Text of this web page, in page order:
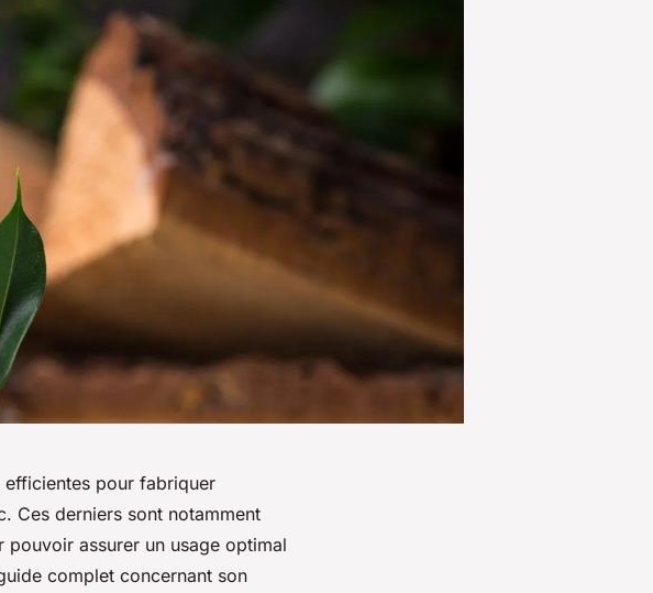
efficientes pour fabriquer
Ces derniers sont notamment
assurer un usage optimal
complet concernant son